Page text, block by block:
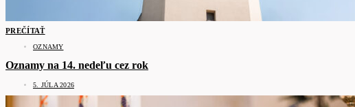
PREČÍTAŤ
OZNAMY
Oznamy na 14. nedeľu cez rok
5. JÚLA 2026